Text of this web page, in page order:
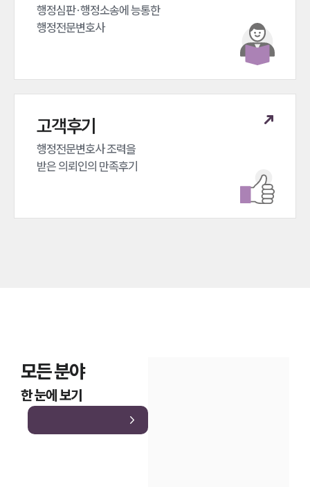
행정심판·행정소송에 능통한
행정전문변호사
고객후기
행정전문변호사 조력을
받은 의뢰인의 만족후기
모든 분야
한 눈에 보기